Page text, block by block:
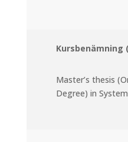
Kursbenämning
Master’s thesis
Degree) in